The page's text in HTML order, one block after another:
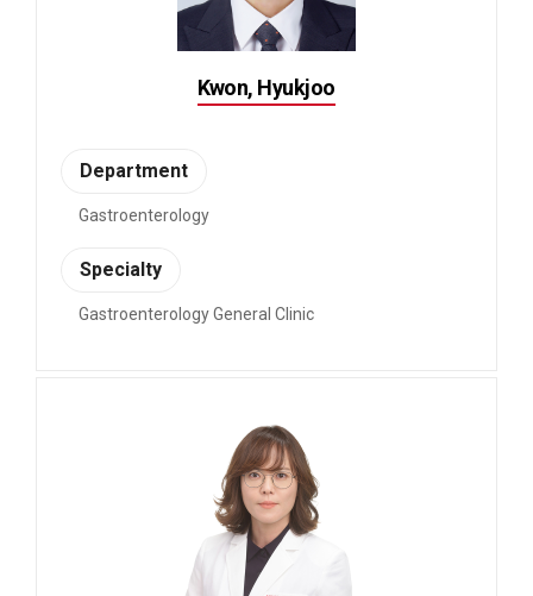
Kwon, Hyukjoo
Department
Gastroenterology
Specialty
Gastroenterology General Clinic